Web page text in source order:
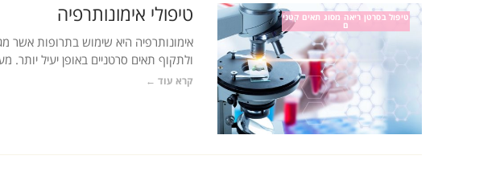
טיפול בסרטן ריאה מסוג תאים קטני
ם טיפולי אימונותרפיה
אימונותרפיה היא שימוש בתרופות אשר
ולתקוף תאים סרטניים באופן יעיל יותר.
קרא עוד ←